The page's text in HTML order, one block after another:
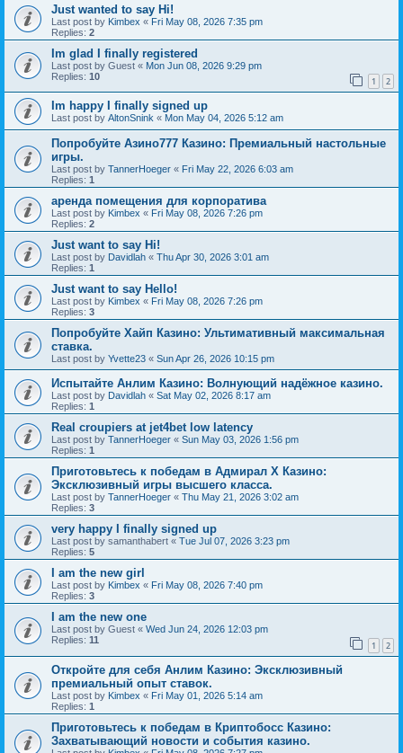
Just wanted to say Hi!
Last post by Kimbex « Fri May 08, 2026 7:35 pm
Replies: 2
Im glad I finally registered
Last post by Guest « Mon Jun 08, 2026 9:29 pm
Replies: 10 1 2
Im happy I finally signed up
Last post by AltonSnink « Mon May 04, 2026 5:12 am
Попробуйте Азино777 Казино: Премиальный настольные
игры.
Last post by TannerHoeger « Fri May 22, 2026 6:03 am
Replies: 1
аренда помещения для корпоратива
Last post by Kimbex « Fri May 08, 2026 7:26 pm
Replies: 2
Just want to say Hi!
Last post by Davidlah « Thu Apr 30, 2026 3:01 am
Replies: 1
Just want to say Hello!
Last post by Kimbex « Fri May 08, 2026 7:26 pm
Replies: 3
Попробуйте Хайп Казино: Ультимативный максимальная
ставка.
Last post by Yvette23 « Sun Apr 26, 2026 10:15 pm
Испытайте Анлим Казино: Волнующий надёжное казино.
Last post by Davidlah « Sat May 02, 2026 8:17 am
Replies: 1
Real croupiers at jet4bet low latency
Last post by TannerHoeger « Sun May 03, 2026 1:56 pm
Replies: 1
Приготовьтесь к победам в Адмирал Х Казино:
Эксклюзивный игры высшего класса.
Last post by TannerHoeger « Thu May 21, 2026 3:02 am
Replies: 3
very happy I finally signed up
Last post by samanthabert « Tue Jul 07, 2026 3:23 pm
Replies: 5
I am the new girl
Last post by Kimbex « Fri May 08, 2026 7:40 pm
Replies: 3
I am the new one
Last post by Guest « Wed Jun 24, 2026 12:03 pm
Replies: 11 1 2
Откройте для себя Анлим Казино: Эксклюзивный
премиальный опыт ставок.
Last post by Kimbex « Fri May 01, 2026 5:14 am
Replies: 1
Приготовьтесь к победам в Криптобосс Казино:
Захватывающий новости и события казино.